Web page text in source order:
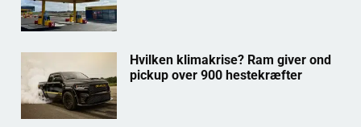
Hvilken klimakrise? Ram giver ond
pickup over 900 hestekræfter